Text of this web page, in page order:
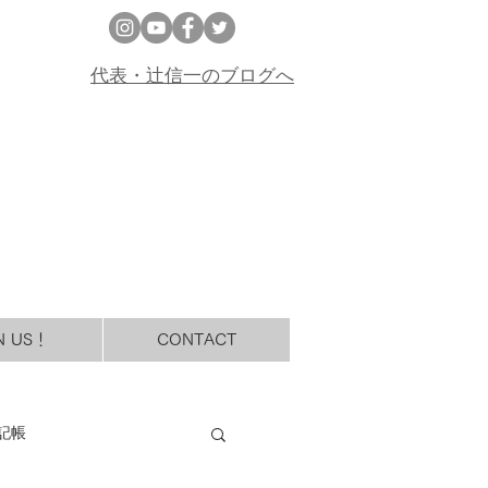
代表・辻信一のブログへ
US！ CONTACT
帳